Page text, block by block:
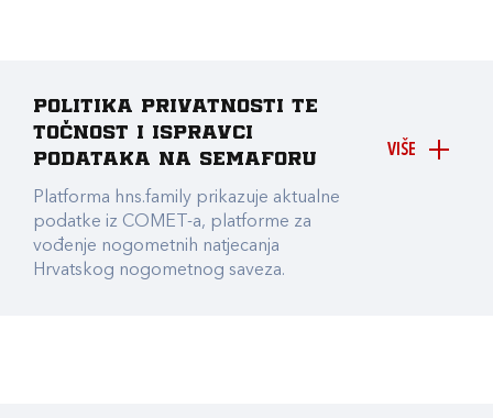
VIŠE
Politika privatnosti te
točnost i ispravci
podataka na Semaforu
Platforma hns.family prikazuje aktualne
podatke iz COMET-a, platforme za
vođenje nogometnih natjecanja
Hrvatskog nogometnog saveza.